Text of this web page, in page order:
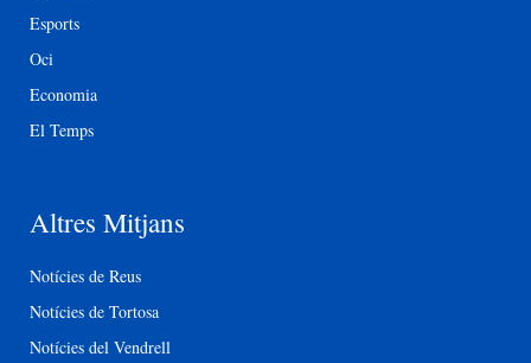
Esports
Oci
Economia
El Temps
Altres Mitjans
Notícies de Reus
Notícies de Tortosa
Notícies del Vendrell